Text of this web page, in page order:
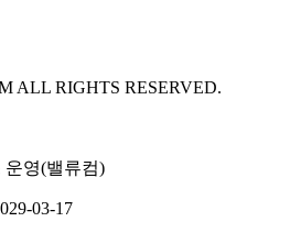
ALL RIGHTS RESERVED.
운영(밸류컴)
03-17